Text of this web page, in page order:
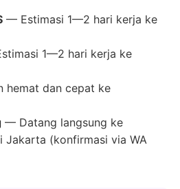
— Estimasi 1—2 hari kerja ke
1—2 hari kerja ke
hemat dan cepat ke
— Datang langsung ke
Jakarta (konfirmasi via WA